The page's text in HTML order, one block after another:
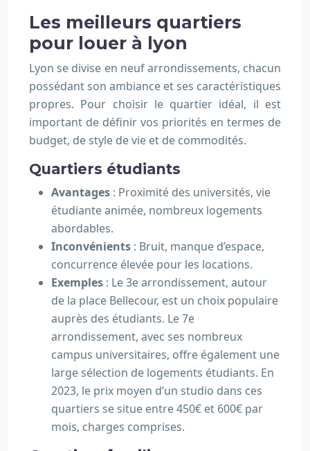
Les meilleurs quartiers
pour louer à lyon
Lyon se divise en neuf arrondissements, chacun
possédant son ambiance et ses caractéristiques
propres. Pour choisir le quartier idéal, il est
important de définir vos priorités en termes de
budget, de style de vie et de commodités.
Quartiers étudiants
Avantages : Proximité des universités, vie
étudiante animée, nombreux logements
abordables.
Inconvénients : Bruit, manque d’espace,
concurrence élevée pour les locations.
Exemples : Le 3e arrondissement, autour
de la place Bellecour, est un choix populaire
auprès des étudiants. Le 7e
arrondissement, avec ses nombreux
campus universitaires, offre également une
large sélection de logements étudiants. En
2023, le prix moyen d’un studio dans ces
quartiers se situe entre 450€ et 600€ par
mois, charges comprises.